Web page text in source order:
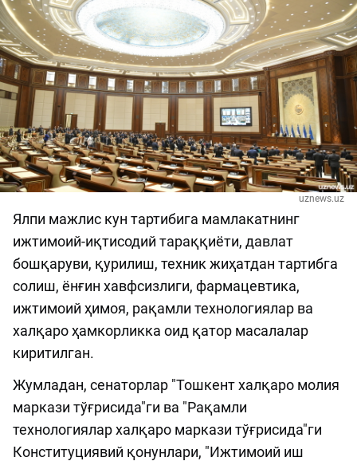
uznews.uz
Ялпи мажлис кун тартибига мамлакатнинг
ижтимоий-иқтисодий тараққиёти, давлат
бошқаруви, қурилиш, техник жиҳатдан тартибга
солиш, ёнғин хавфсизлиги, фармацевтика,
ижтимоий ҳимоя, рақамли технологиялар ва
халқаро ҳамкорликка оид қатор масалалар
киритилган.
Жумладан, сенаторлар "Тошкент халқаро молия
маркази тўғрисида"ги ва "Рақамли
технологиялар халқаро маркази тўғрисида"ги
Конституциявий қонунлари, "Ижтимоий иш